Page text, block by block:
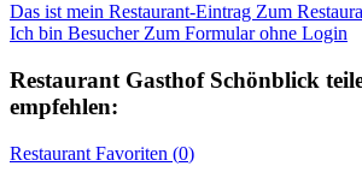
Das ist mein Restaurant-Eintrag Zum
Ich bin Besucher Zum Formular ohne Login
Restaurant Gasthof Schönblick
empfehlen:
Restaurant Favoriten (0)